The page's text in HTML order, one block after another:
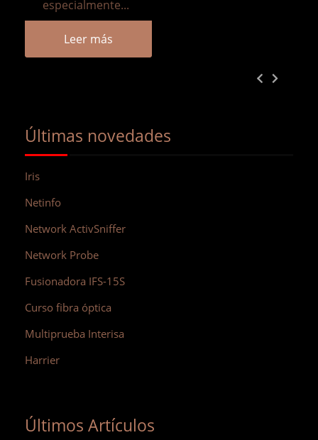
especialmente...
Leer más
Últimas novedades
Iris
Netinfo
Network ActivSniffer
Network Probe
Fusionadora IFS-15S
Curso fibra óptica
Multiprueba Interisa
Harrier
Últimos Artículos